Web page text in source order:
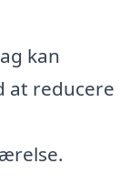
kan
at reducere